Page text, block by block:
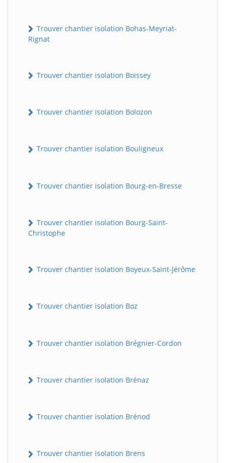
Trouver chantier isolation Bohas-Meyriat-
Rignat
Trouver chantier isolation Boissey
Trouver chantier isolation Bolozon
Trouver chantier isolation Bouligneux
Trouver chantier isolation Bourg-en-Bresse
Trouver chantier isolation Bourg-Saint-
Christophe
Trouver chantier isolation Boyeux-Saint-Jérôme
Trouver chantier isolation Boz
Trouver chantier isolation Brégnier-Cordon
Trouver chantier isolation Brénaz
Trouver chantier isolation Brénod
Trouver chantier isolation Brens